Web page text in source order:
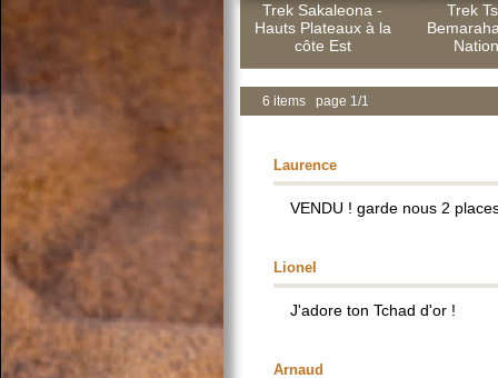
Trek Sakaleona -
Hauts Plateaux à la
côte Est
Trek
6 items page 1/1
Laurence
VENDU ! garde nous 2
Lionel
J'adore ton Tchad d'or !
Arnaud